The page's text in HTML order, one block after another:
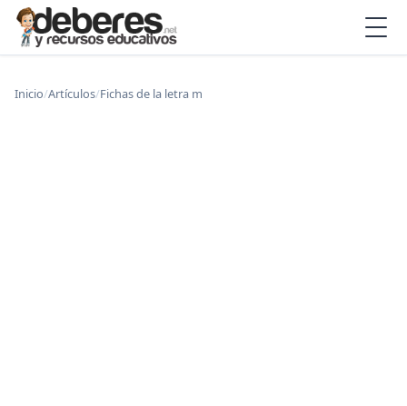
Inicio/Artículos/Fichas de la letra m